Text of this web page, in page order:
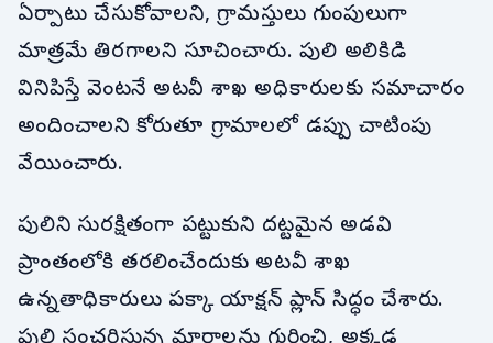
ఏర్పాటు చేసుకోవాలని, గ్రామస్తులు గుంపులుగా
మాత్రమే తిరగాలని సూచించారు. పులి అలికిడి
వినిపిస్తే వెంటనే అటవీ శాఖ అధికారులకు సమాచారం
అందించాలని కోరుతూ గ్రామాలలో డప్పు చాటింపు
వేయించారు.
పులిని సురక్షితంగా పట్టుకుని దట్టమైన అడవి
ప్రాంతంలోకి తరలించేందుకు అటవీ శాఖ
ఉన్నతాధికారులు పక్కా యాక్షన్ ప్లాన్ సిద్ధం చేశారు.